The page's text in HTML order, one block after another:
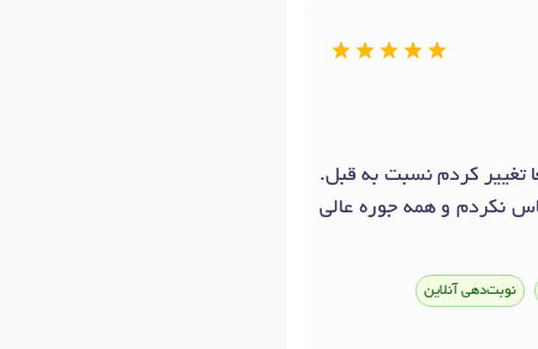
تغییر کردم نسبت به قبل.
نکردم و همه جوره عالی
نوبت‌دهی آنلاین